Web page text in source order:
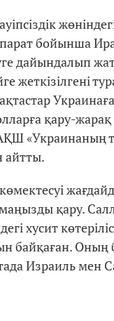
бойынша
дайындалып
жеткізілгені
қару-жарақ
«Украинаның
айтты.
маңызды қару.
хусит
байқаған. Оның
Израиль мен